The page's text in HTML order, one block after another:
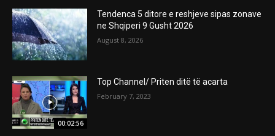
Tendenca 5 ditore e reshjeve sipas zonave
ne Shqiperi 9 Gusht 2026
August 8, 2026
00:02:56
Top Channel/ Priten ditë të acarta
February 7, 2023